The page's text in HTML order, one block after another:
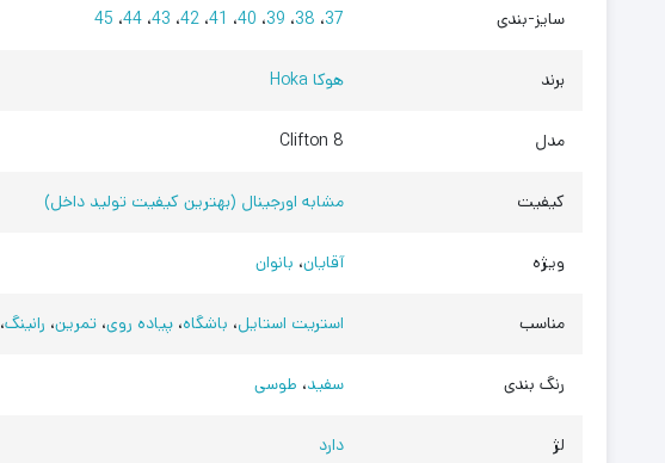
سایز-بندی 37، 38، 39، 40، 41، 42، 43، 44، 45
برند هوکا Hoka
مدل Clifton 8
کیفیت مشابه اورجینال (بهترین کیفیت تولید داخل)
ویژه آقایان، بانوان
مناسب استریت استایل، باشگاه، پیاده روی، تمرین، رانینگ،
رنگ بندی سفید، طوسی
لژ دارد